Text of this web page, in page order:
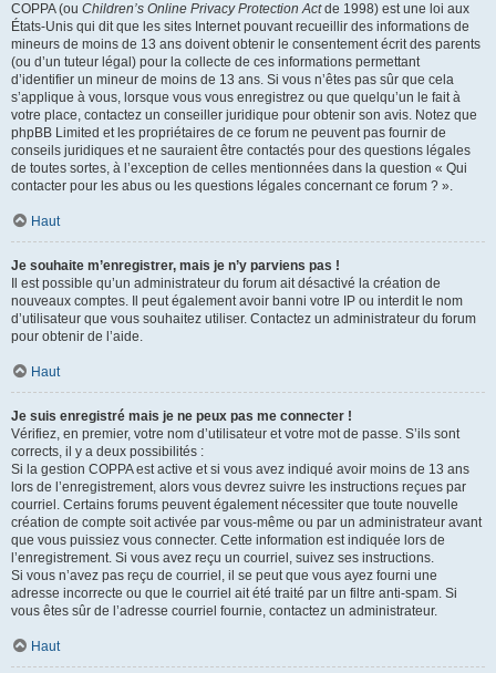
COPPA (ou Children’s Online Privacy Protection Actde 1998) est une loi aux
États-Unis qui dit que les sites Internet pouvant recueillir des informations de
mineurs de moins de 13 ans doivent obtenir le consentement écrit des parents
(ou d’un tuteur légal) pour la collecte de ces informations permettant
d’identifier un mineur de moins de 13 ans. Si vous n’êtes pas sûr que cela
s’applique à vous, lorsque vous vous enregistrez ou que quelqu’un le fait à
votre place, contactez un conseiller juridique pour obtenir son avis. Notez que
phpBB Limited et les propriétaires de ce forum ne peuvent pas fournir de
conseils juridiques et ne sauraient être contactés pour des questions légales
de toutes sortes, à l’exception de celles mentionnées dans la question « Qui
contacter pour les abus ou les questions légales concernant ce forum ? ».
Haut
Je souhaite m’enregistrer, mais je n’y parviens pas !
Il est possible qu’un administrateur du forum ait désactivé la création de
nouveaux comptes. Il peut également avoir banni votre IP ou interdit le nom
d’utilisateur que vous souhaitez utiliser. Contactez un administrateur du forum
pour obtenir de l’aide.
Haut
Je suis enregistré mais je ne peux pas me connecter !
Vérifiez, en premier, votre nom d’utilisateur et votre mot de passe. S’ils sont
corrects, il y a deux possibilités :
Si la gestion COPPA est active et si vous avez indiqué avoir moins de 13 ans
lors de l’enregistrement, alors vous devrez suivre les instructions reçues par
courriel. Certains forums peuvent également nécessiter que toute nouvelle
création de compte soit activée par vous-même ou par un administrateur avant
que vous puissiez vous connecter. Cette information est indiquée lors de
l’enregistrement. Si vous avez reçu un courriel, suivez ses instructions.
Si vous n’avez pas reçu de courriel, il se peut que vous ayez fourni une
adresse incorrecte ou que le courriel ait été traité par un filtre anti-spam. Si
vous êtes sûr de l’adresse courriel fournie, contactez un administrateur.
Haut